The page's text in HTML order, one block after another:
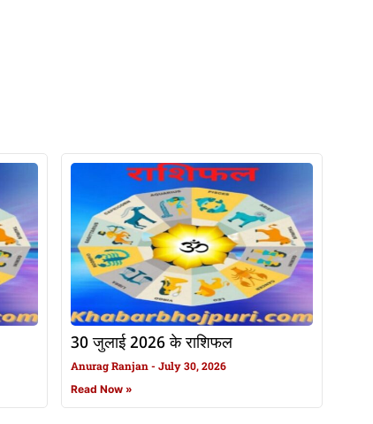
30 जुलाई 2026 के राशिफल
Anurag Ranjan July 30, 2026
Read Now »